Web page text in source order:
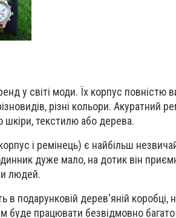
у світі моди. Їх корпус повністю
різні кольори. Акуратний
шкіри, текстилю або дерева.
і ремінець) є найбільш
дуже мало, на дотик він
людей.
в подарунковій дерев'яній коробці,
буде працювати безвідмовно багато